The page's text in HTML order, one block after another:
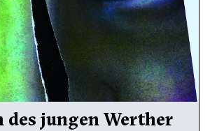
des jungen Werther